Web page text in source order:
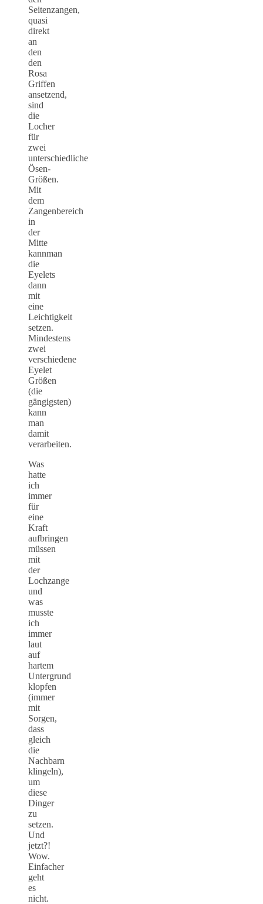
Seitenzangen,
quasi
direkt
an
den
den
Rosa
Griffen
ansetzend,
sind
die
Locher
für
zwei
unterschiedliche
Ösen-
Größen.
Mit
dem
Zangenbereich
in
der
Mitte
kannman
die
Eyelets
dann
mit
eine
Leichtigkeit
setzen.
Mindestens
zwei
verschiedene
Eyelet
Größen
(die
gängigsten)
kann
man
damit
verarbeiten.
Was
hatte
ich
immer
für
eine
Kraft
aufbringen
müssen
mit
der
Lochzange
und
was
musste
ich
immer
laut
auf
hartem
Untergrund
klopfen
(immer
mit
Sorgen,
dass
gleich
die
Nachbarn
klingeln),
um
diese
Dinger
zu
setzen.
Und
jetzt?!
Wow.
Einfacher
geht
es
nicht.